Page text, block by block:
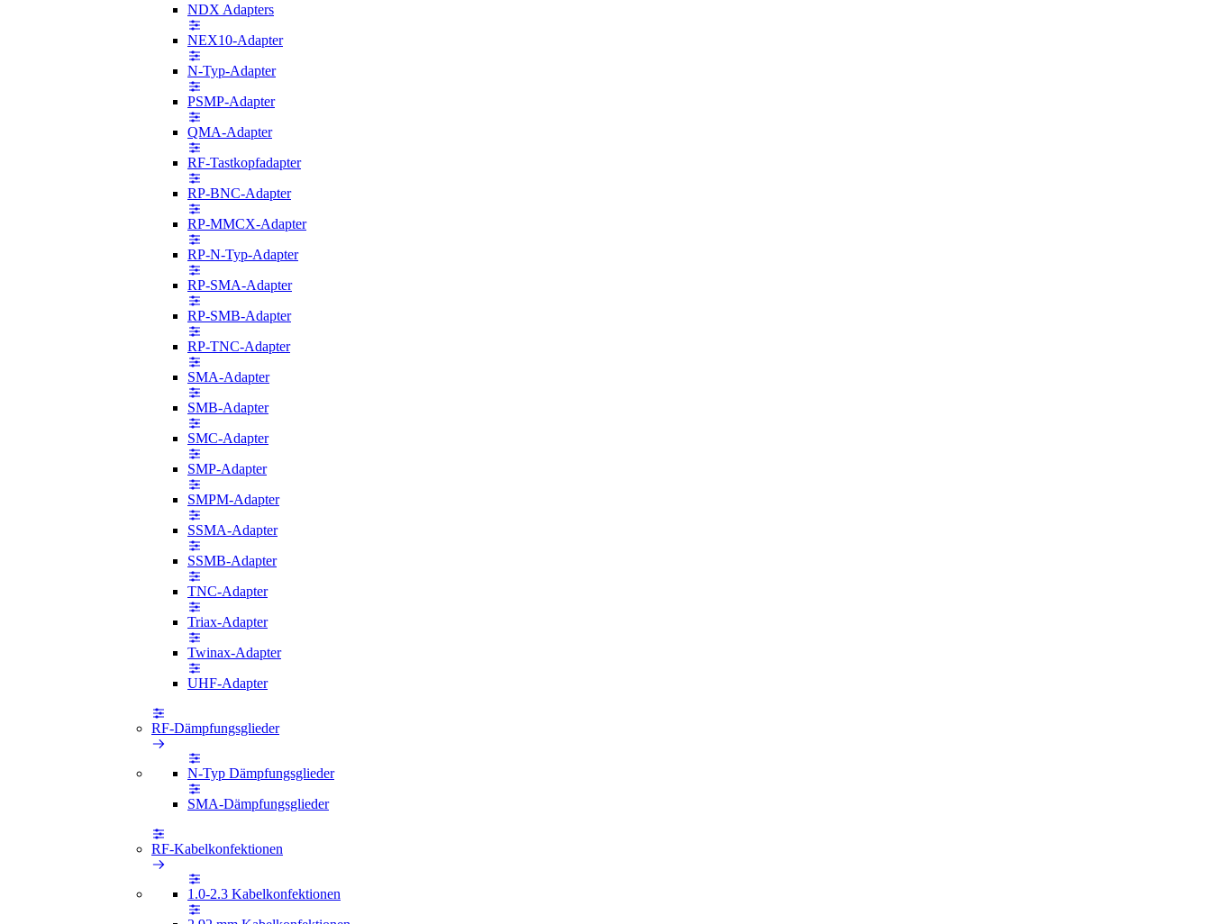
NDX Adapters
NEX10-Adapter
N-Typ-Adapter
PSMP-Adapter
QMA-Adapter
RF-Tastkopfadapter
RP-BNC-Adapter
RP-MMCX-Adapter
RP-N-Typ-Adapter
RP-SMA-Adapter
RP-SMB-Adapter
RP-TNC-Adapter
SMA-Adapter
SMB-Adapter
SMC-Adapter
SMP-Adapter
SMPM-Adapter
SSMA-Adapter
SSMB-Adapter
TNC-Adapter
Triax-Adapter
Twinax-Adapter
UHF-Adapter
RF-Dämpfungsglieder
N-Typ Dämpfungsglieder
SMA-Dämpfungsglieder
RF-Kabelkonfektionen
1.0-2.3 Kabelkonfektionen